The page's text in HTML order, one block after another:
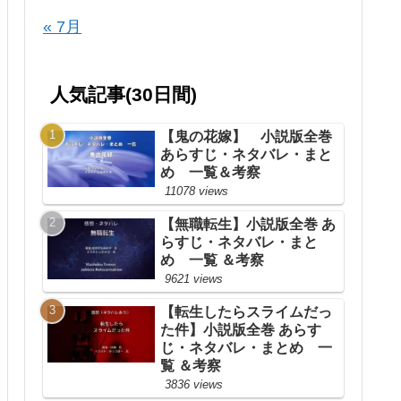
« 7月
人気記事(30日間)
【鬼の花嫁】 小説版全巻
あらすじ・ネタバレ・まと
め 一覧＆考察
11078 views
【無職転生】小説版全巻 あ
らすじ・ネタバレ・まと
め 一覧 ＆考察
9621 views
【転生したらスライムだっ
た件】小説版全巻 あらす
じ・ネタバレ・まとめ 一
覧 ＆考察
3836 views